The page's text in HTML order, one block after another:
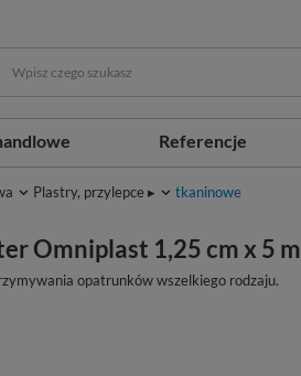
Referencje
Plastry, przylepce ▸ tkaninowe
Omniplast 1,25 cm x 5 m
opatrunków wszel­kiego rodzaju.